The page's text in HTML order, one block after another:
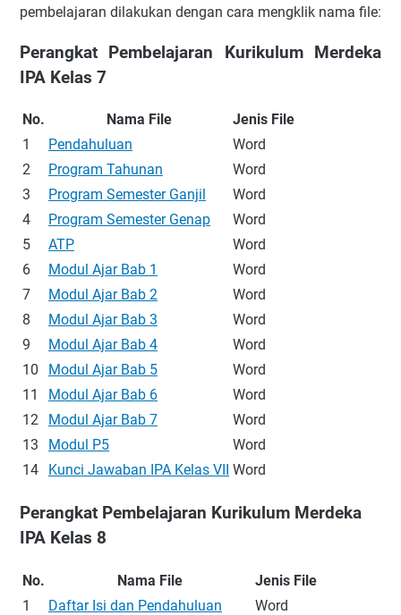
pembelajaran dilakukan dengan cara mengklik nama file:
Perangkat Pembelajaran Kurikulum Merdeka
IPA Kelas 7
No. Nama File
Jenis File
1
Pendahuluan
Word
2
Program Tahunan
Word
3
Program Semester Ganjil
Word
4
Program Semester Genap
Word
5
ATP
Word
6
Modul Ajar Bab 1
Word
7
Modul Ajar Bab 2
Word
8
Modul Ajar Bab 3
Word
9
Modul Ajar Bab 4
Word
10
Modul Ajar Bab 5
Word
11
Modul Ajar Bab 6
Word
12
Modul Ajar Bab 7
Word
13
Modul P5
Word
14
Kunci Jawaban IPA Kelas VII Word
Perangkat Pembelajaran Kurikulum Merdeka
IPA Kelas 8
No. Nama File
Jenis File
1
Daftar Isi dan Pendahuluan
Word